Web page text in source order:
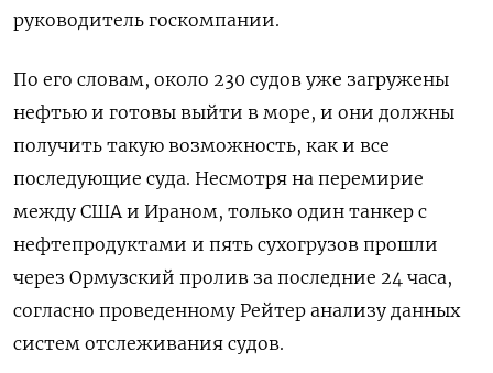
руководитель госкомпании.
По его словам, ​около 230 судов уже загружены
нефтью и готовы выйти в море, и они должны
получить такую возможность, как и все
последующие суда. Несмотря на перемирие
между США и Ираном, только один танкер с
нефтепродуктами и пять сухогрузов прошли
через Ормузский ​пролив за последние 24 ⁠часа,
согласно проведенному Рейтер анализу данных
систем отслеживания судов.